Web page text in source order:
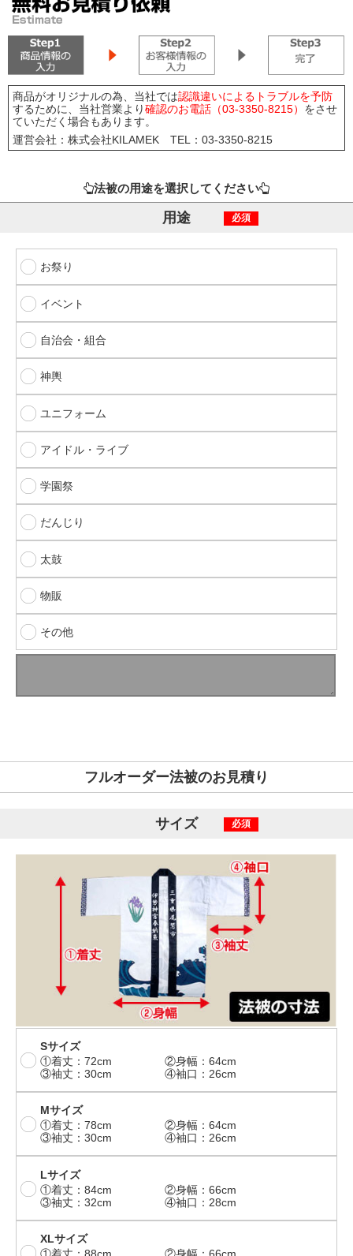
商品がオリジナルの為、当社では認識違いによるトラブルを予防
するために、当社営業より確認のお電話（03-3350-8215） をさせ
ていただく場合もあります。
運営会社：株式会社KILAMEK TEL：03-3350-8215
法被の用途を選択してください
用途 必須
お祭り
イベント
自治会・組合
神輿
ユニフォーム
アイドル・ライブ
学園祭
だんじり
太鼓
物販
その他
フルオーダー法被のお見積り
サイズ 必須
Sサイズ
①着丈：72cm
②身幅：64cm
③袖丈：30cm
④袖口：26cm
Mサイズ
①着丈：78cm
②身幅：64cm
③袖丈：30cm
④袖口：26cm
Lサイズ
①着丈：84cm
②身幅：66cm
③袖丈：32cm
④袖口：28cm
XLサイズ